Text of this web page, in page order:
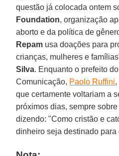
questão já colocada ontem
Foundation, organização
aborto e da política de
Repam usa doações para
crianças, mulheres e
Silva. Enquanto o prefeito
Comunicação, Paolo Ruffini,
que certamente voltariam a
próximos dias, sempre
dizendo: "Como cristão e
dinheiro seja destinado para